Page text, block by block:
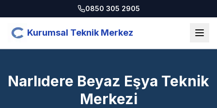
0850 305 2905
Kurumsal Teknik Merkez
Narlıdere Beyaz Eşya Teknik
Merkezi